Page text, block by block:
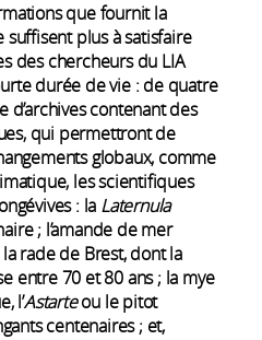
que fournit la
suffisent plus à satisfaire
des chercheurs du LIA
durée de vie : de quatre
d’archives contenant des
qui permettront de
globaux, comme
les scientifiques
: la Laternula
; l’amande de mer
rade de Brest, dont la
entre 70 et 80 ans ; la mye
l’Astarteou le pitot
centenaires ; et,